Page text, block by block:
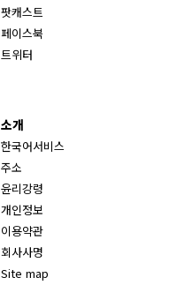
팟캐스트
페이스북
트위터
소개
한국어서비스
주소
윤리강령
개인정보
이용약관
회사사명
Site map